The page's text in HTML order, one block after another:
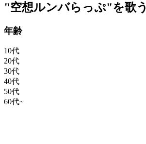
"空想ルンバらっぷ"を歌
年齢
10代
20代
30代
40代
50代
60代~